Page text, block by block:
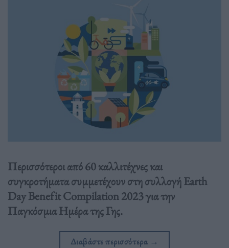
Περισσότεροι από 60 καλλιτέχνες και
συγκροτήματα συμμετέχουν στη συλλογή Earth
Day Benefit Compilation 2023 για την
Παγκόσμια Ημέρα της Γης.
Διαβάστε περισσότερα →